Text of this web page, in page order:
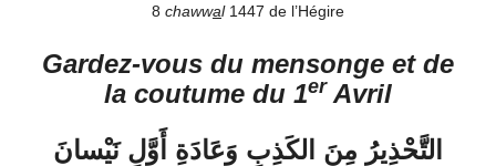
8 chawwal 1447 de l’Hégire
Gardez-vous du mensonge et de
la coutume du 1erAvril
التَّحْذِيرُ مِنَ الكَذِبِ وَعَادَةِ أَوَّلِ نَيْسانَ